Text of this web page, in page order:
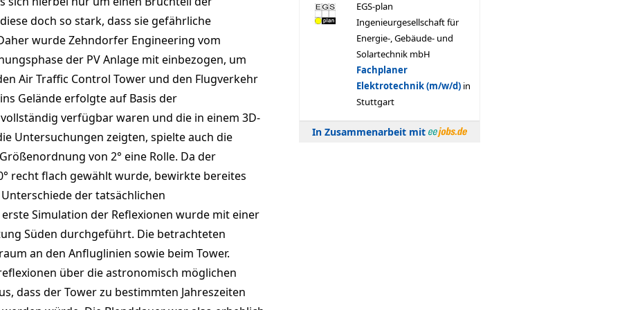
doch so stark, dass sie gefährliche
wurde Zehndorfer Engineering vom
der PV Anlage mit einbezogen, um
Air Traffic Control Tower und den Flugverkehr
Gelände erfolgte auf Basis der
verfügbar waren und die in einem 3D-
Untersuchungen zeigten, spielte auch die
von 2° eine Rolle. Da der
recht flach gewählt wurde, bewirkte bereites
der tatsächlichen
Simulation der Reflexionen wurde mit einer
Süden durchgeführt. Die betrachteten
an den Anfluglinien sowie beim Tower.
über die astronomisch möglichen
dass der Tower zu bestimmten Jahreszeiten
In Zusammenarbeit mit